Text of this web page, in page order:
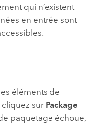
qui n’existent
en entrée sont
éléments de
cliquez sur Package
paquetage échoue,